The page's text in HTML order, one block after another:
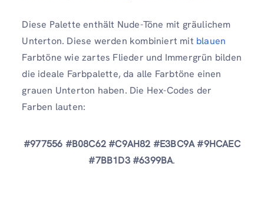
Diese Palette enthält Nude-Töne mit gräulichem
Unterton. Diese werden kombiniert mit blauen
Farbtöne wie zartes Flieder und Immergrün bilden
die ideale Farbpalette, da alle Farbtöne einen
grauen Unterton haben. Die Hex-Codes der
Farben lauten:
#977556 #B08C62 #C9AH82 #E3BC9A #9HCAEC
#7BB1D3 #6399BA.